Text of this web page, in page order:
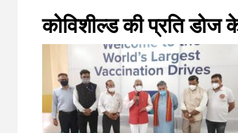
कोविशील्ड की प्रति डोज